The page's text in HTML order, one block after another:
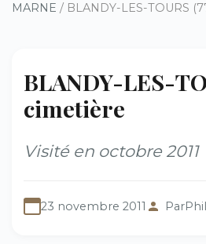
MARNE / BLANDY-LES-TOURS
BLANDY-LES-
cimetière
Visité en octobre 2011
23 novembre 2011 Par